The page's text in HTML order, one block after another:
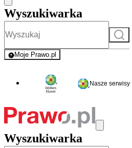
Wyszukiwarka
Szukaj
Moje Prawo.pl
- rejestracja i logowanie do serwisu
Nasze serwisy
Wyszukiwarka